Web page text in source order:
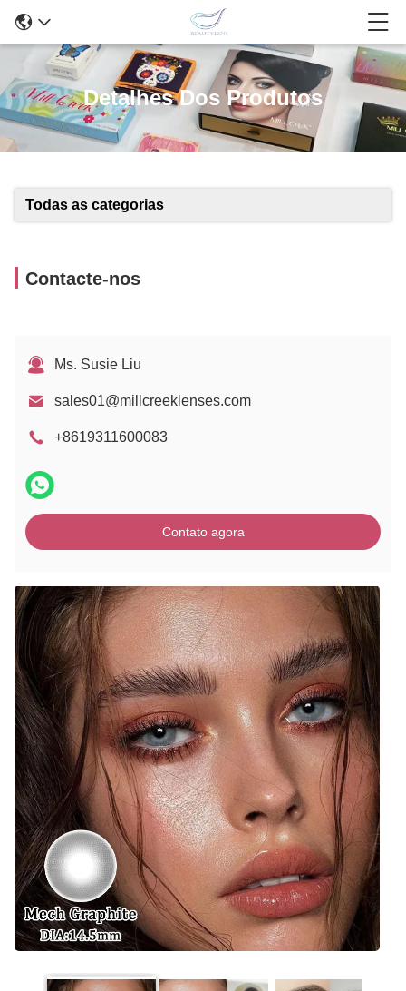
Detalhes Dos Produtos
Todas as categorias
Contacte-nos
Ms. Susie Liu
sales01@millcreeklenses.com
+8619311600083
Contato agora